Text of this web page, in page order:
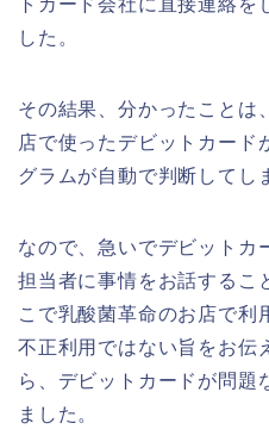
した。
その結果、分かったことは
店で使ったデビットカード
グラムが自動で判断してし
なので、急いでデビットカ
担当者に事情をお話するこ
こで乳酸菌革命のお店で利
不正利用ではない旨をお伝
ら、デビットカードが問題
ました。